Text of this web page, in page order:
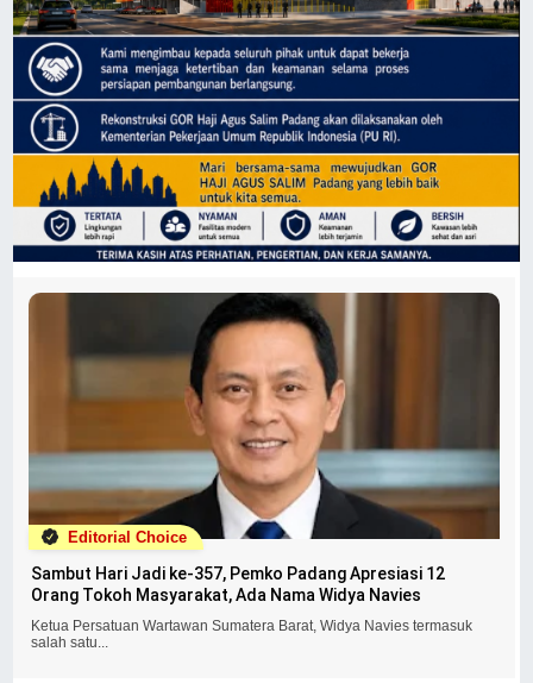
Editorial Choice
Sambut Hari Jadi ke-357, Pemko Padang Apresiasi 12
Orang Tokoh Masyarakat, Ada Nama Widya Navies
Ketua Persatuan Wartawan Sumatera Barat, Widya Navies termasuk
salah satu...